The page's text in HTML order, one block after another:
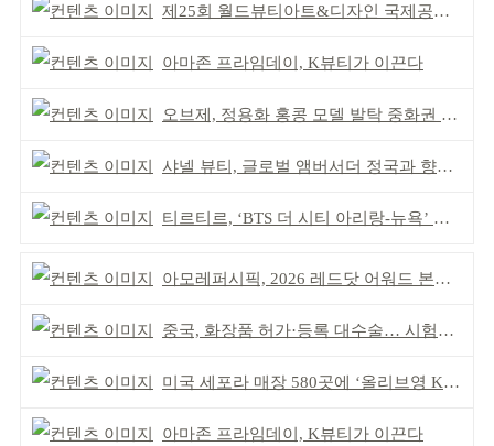
제25회 월드뷰티아트&디자인 국제공모전 시상식 성황
아마존 프라임데이, K뷰티가 이끈다
오브제, 정용화 홍콩 모델 발탁 중화권 공략 강화
샤넬 뷰티, 글로벌 앰버서더 정국과 향수 캠페인 공개
티르티르, ‘BTS 더 시티 아리랑-뉴욕’ 참여
아모레퍼시픽, 2026 레드닷 어워드 본상 2개 수상
중국, 화장품 허가·등록 대수술… 시험자료 공용 허용
미국 세포라 매장 580곳에 ‘올리브영 K뷰티에딧’ 론칭
아마존 프라임데이, K뷰티가 이끈다